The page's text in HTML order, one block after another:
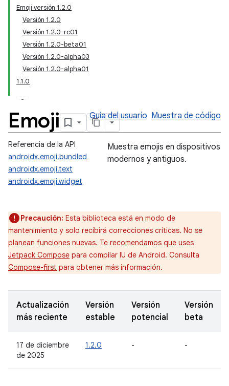
Emoji versión 1.2.0
Versión 1.2.0
Versión 1.2.0-rc01
Versión 1.2.0-beta01
Versión 1.2.0-alpha03
Versión 1.2.0-alpha01
1.1.0
Emoji Guía del usuario Muestra de código
Referencia de la API
androidx.emoji.bundled
androidx.emoji.text
androidx.emoji.widget
Muestra emojis en dispositivos
modernos y antiguos.
Precaución: Esta biblioteca está en modo de
mantenimiento y solo recibirá correcciones críticas. No se
planean funciones nuevas. Te recomendamos que uses
Jetpack Compose para compilar IU de Android. Consulta
Compose-first para obtener más información.
Actualización
más reciente
Versión
estable
Versión
potencial
Versión
beta
17 de diciembre
de 2025
1.2.0 - -